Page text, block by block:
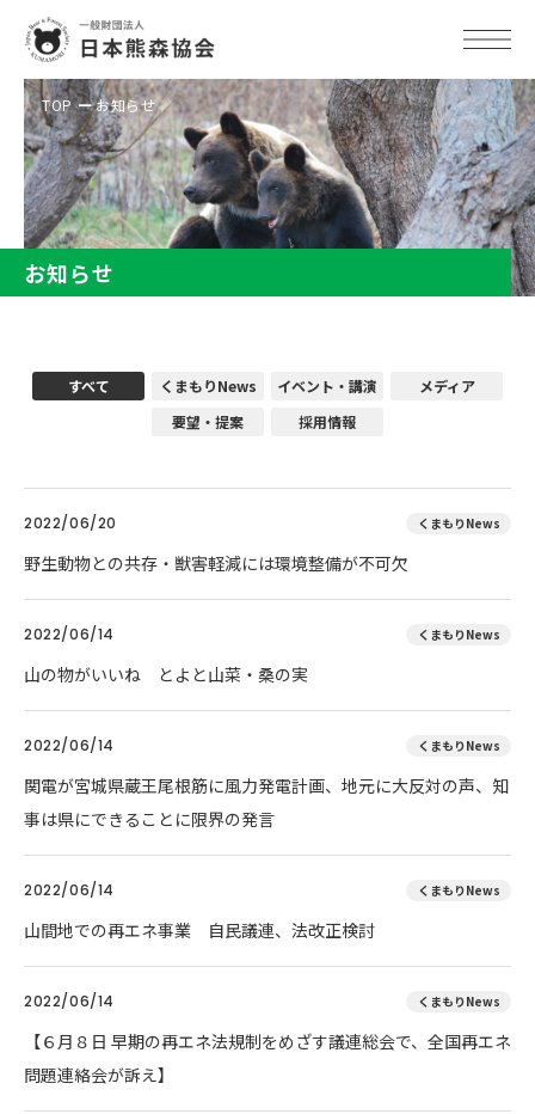
TOP お知らせ
お知らせ
すべて くまもりNews イベント・講演
メディア
要望・提案
採用情報
2022/06/20 くまもりNews
野生動物との共存・獣害軽減には環境整備が不可欠
2022/06/14 くまもりNews
山の物がいいね とよと山菜・桑の実
2022/06/14 くまもりNews
関電が宮城県蔵王尾根筋に風力発電計画、地元に大反対の声、知
事は県にできることに限界の発言
2022/06/14 くまもりNews
山間地での再エネ事業 自民議連、法改正検討
2022/06/14 くまもりNews
【６月８日 早期の再エネ法規制をめざす議連総会で、全国再エネ
問題連絡会が訴え】